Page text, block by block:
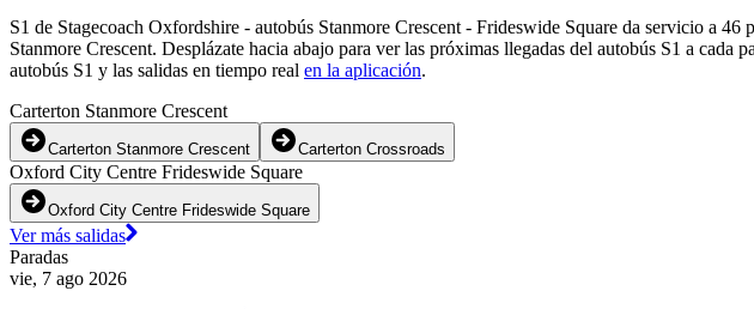
S1 de Stagecoach Oxfordshire - autobús Stanmore Crescent - Frideswide Square da servicio a
Stanmore Crescent. Desplázate hacia abajo para ver las próximas llegadas del autobús S1 a
autobús S1 y las salidas en tiempo real en la aplicación.
Carterton Stanmore Crescent
Carterton Stanmore Crescent Carterton Crossroads
Oxford City Centre Frideswide Square
Oxford City Centre Frideswide Square
Ver más salidas
Paradas
vie, 7 ago 2026